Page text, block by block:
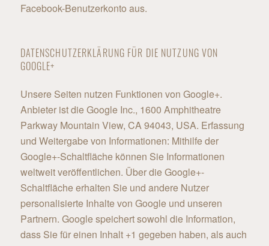
Facebook-Benutzerkonto aus.
DATENSCHUTZERKLÄRUNG FÜR DIE NUTZUNG VON
GOOGLE+
Unsere Seiten nutzen Funktionen von Google+.
Anbieter ist die Google Inc., 1600 Amphitheatre
Parkway Mountain View, CA 94043, USA. Erfassung
und Weitergabe von Informationen: Mithilfe der
Google+-Schaltfläche können Sie Informationen
weltweit veröffentlichen. Über die Google+-
Schaltfläche erhalten Sie und andere Nutzer
personalisierte Inhalte von Google und unseren
Partnern. Google speichert sowohl die Information,
dass Sie für einen Inhalt +1 gegeben haben, als auch